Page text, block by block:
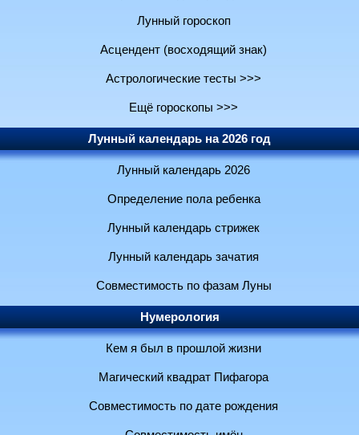
Лунный гороскоп
Асцендент (восходящий знак)
Астрологические тесты >>>
Ещё гороскопы >>>
Лунный календарь на 2026 год
Лунный календарь 2026
Определение пола ребенка
Лунный календарь стрижек
Лунный календарь зачатия
Совместимость по фазам Луны
Нумерология
Кем я был в прошлой жизни
Магический квадрат Пифагора
Совместимость по дате рождения